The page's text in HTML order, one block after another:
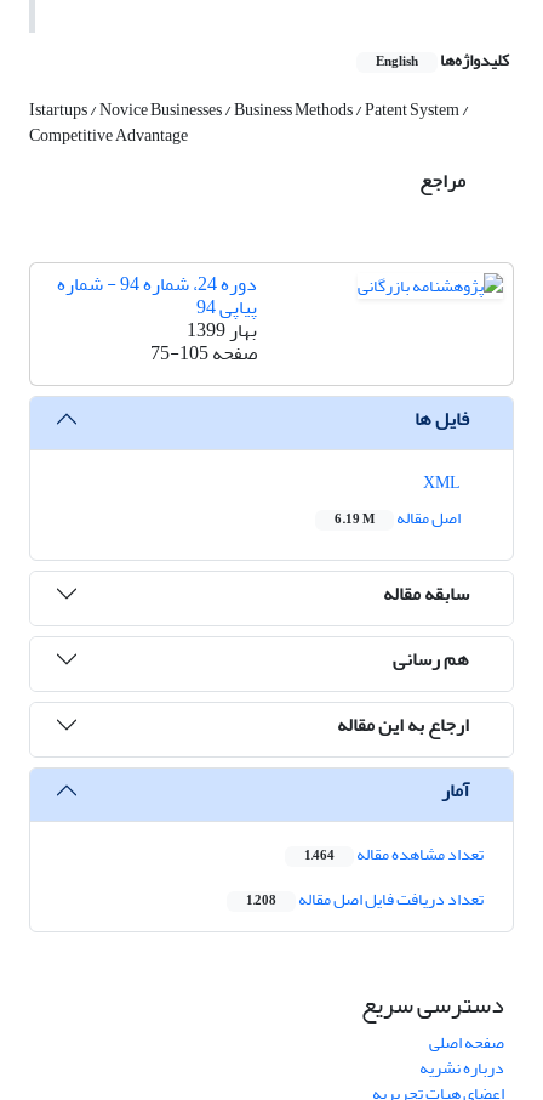
کلیدواژه‌ها English
Istartups / Novice Businesses / Business Methods / Patent System /
Competitive Advantage
مراجع
دوره 24، شماره 94 - شماره
پیاپی 94
بهار 1399
صفحه75-105
فایل ها
اصل مقاله
6.19 M
سابقه مقاله
هم رسانی
ارجاع به این مقاله
آمار
تعداد مشاهده مقاله 1,464
تعداد دریافت فایل اصل مقاله 1,208
دسترسی سریع
صفحه اصلی
درباره نشریه